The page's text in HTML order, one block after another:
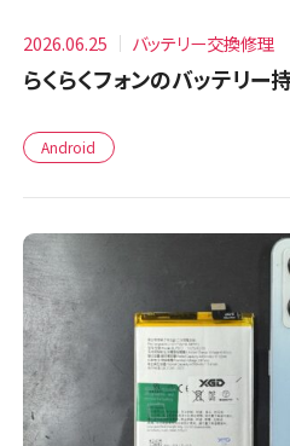
2026.06.25 バッテリー交換修理
らくらくフォンのバッテリー
Android